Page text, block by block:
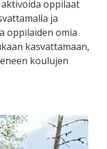
oppilaat
ja
oppilaiden omia
kasvattamaan,
koulujen